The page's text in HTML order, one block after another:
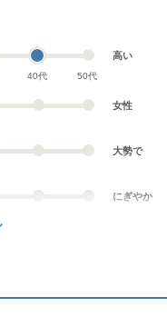
40代 50代
高い
女性
大勢で
にぎやか